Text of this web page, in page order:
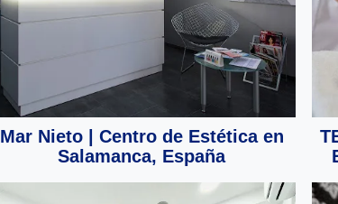
Mar Nieto | Centro de Estética en
Salamanca, España